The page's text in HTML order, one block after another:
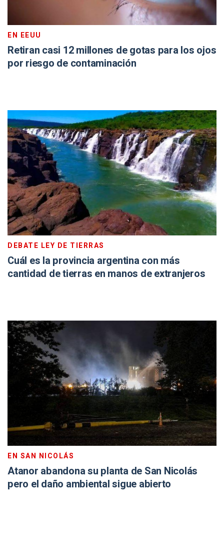
EN EEUU
Retiran casi 12 millones de gotas para los ojos
por riesgo de contaminación
DEBATE LEY DE TIERRAS
Cuál es la provincia argentina con más
cantidad de tierras en manos de extranjeros
EN SAN NICOLÁS
Atanor abandona su planta de San Nicolás
pero el daño ambiental sigue abierto